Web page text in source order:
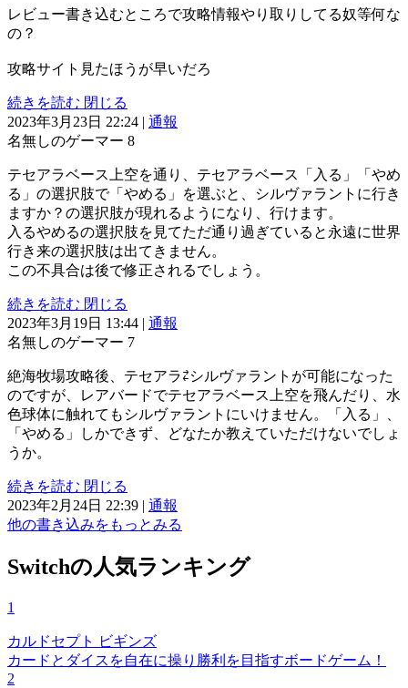
レビュー書き込むところで攻略情報やり取りしてる奴等何な
の？
攻略サイト見たほうが早いだろ
続きを読む 閉じる
2023年3月23日 22:24 | 通報
名無しのゲーマー 8
テセアラベース上空を通り、テセアラベース「入る」「やめ
る」の選択肢で「やめる」を選ぶと、シルヴァラントに行き
ますか？の選択肢が現れるようになり、行けます。
入るやめるの選択肢を見てただ通り過ぎていると永遠に世界
行き来の選択肢は出てきません。
この不具合は後で修正されるでしょう。
続きを読む 閉じる
2023年3月19日 13:44 | 通報
名無しのゲーマー 7
絶海牧場攻略後、テセアラ⇄シルヴァラントが可能になった
のですが、レアバードでテセアラベース上空を飛んだり、水
色球体に触れてもシルヴァラントにいけません。「入る」、
「やめる」しかできず、どなたか教えていただけないでしょ
うか。
続きを読む 閉じる
2023年2月24日 22:39 | 通報
他の書き込みをもっとみる
Switchの人気ランキング
1
カルドセプト ビギンズ
カードとダイスを自在に操り勝利を目指すボードゲーム！
2